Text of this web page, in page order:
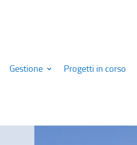
Gestione Progetti in corso